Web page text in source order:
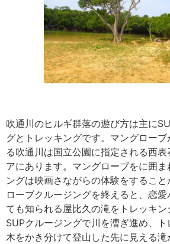
吹通川のヒルギ群落の遊び方は主に
グとトレッキングです。マングロー
る吹通川は国立公園に指定される西表
アにあります。マングローブをに囲
ングは映画さながらの体験をするこ
ローブクルージングを終えると、恋
ても知られる屋比久の滝をトレッキン
SUPクルージングで川を漕ぎ進め、
木をかき分けて登山した先に見える